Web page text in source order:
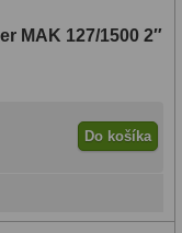
MAK 127/1500 2″
Do košíka